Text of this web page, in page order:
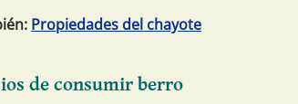
Propiedades del chayote
de consumir berro